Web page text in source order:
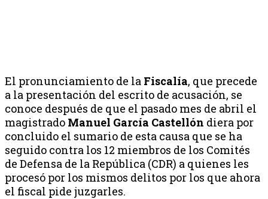
El pronunciamiento de la Fiscalía, que precede
a la presentación del escrito de acusación, se
conoce después de que el pasado mes de abril el
magistrado Manuel García Castellón diera por
concluido el sumario de esta causa que se ha
seguido contra los 12 miembros de los Comités
de Defensa de la República (CDR) a quienes les
procesó por los mismos delitos por los que ahora
el fiscal pide juzgarles.